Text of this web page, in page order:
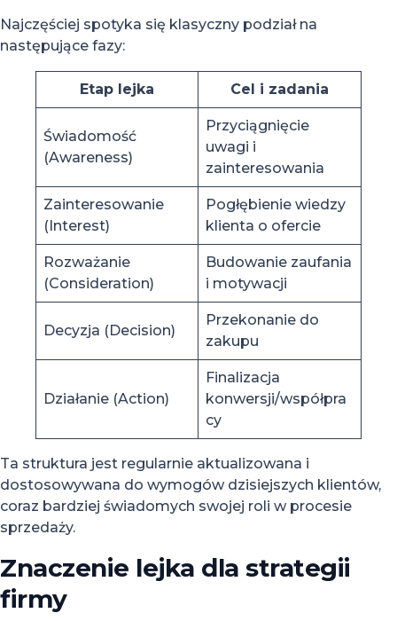
Najczęściej spotyka się klasyczny podział na
następujące fazy:
Etap lejka Cel i zadania
Świadomość
(Awareness)
Przyciągnięcie
uwagi i
zainteresowania
Zainteresowanie
(Interest)
Pogłębienie wiedzy
klienta o ofercie
Rozważanie
(Consideration)
Budowanie zaufania
i motywacji
Decyzja (Decision)
Przekonanie do
zakupu
Działanie (Action)
Finalizacja
konwersji/współpra
cy
Ta struktura jest regularnie aktualizowana i
dostosowywana do wymogów dzisiejszych klientów,
coraz bardziej świadomych swojej roli w procesie
sprzedaży.
Znaczenie lejka dla strategii
firmy